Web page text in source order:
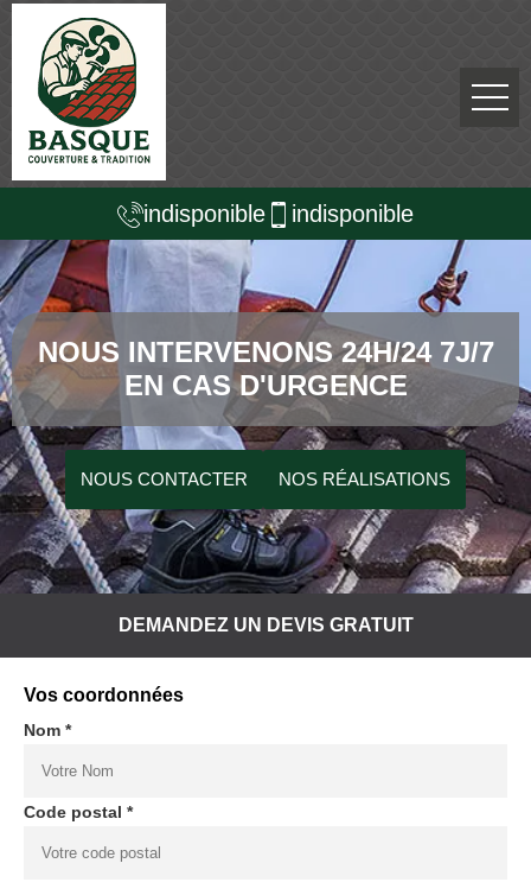
indisponible indisponible
NOUS INTERVENONS 24H/24 7J/7
EN CAS D'URGENCE
NOUS CONTACTER NOS RÉALISATIONS
DEMANDEZ UN DEVIS GRATUIT
Vos coordonnées
Nom *
Code postal *